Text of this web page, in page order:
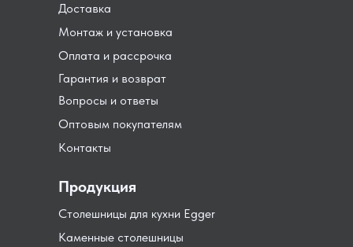
Гарантия и возврат
Монтаж и установка
Доставка
Оплата и рассрочка
Оптовым покупателям
Контакты
Вопросы и ответы
Каменные столешницы
Столешницы для кухни Egger
Продукция